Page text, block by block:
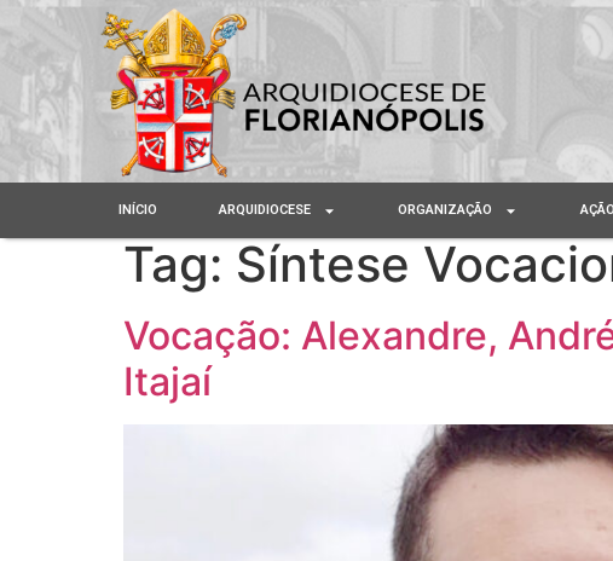
INÍCIO ARQUIDIOCESE ORGANIZAÇÃO
Tag: Síntese
Vocação: Alexandre,
Itajaí